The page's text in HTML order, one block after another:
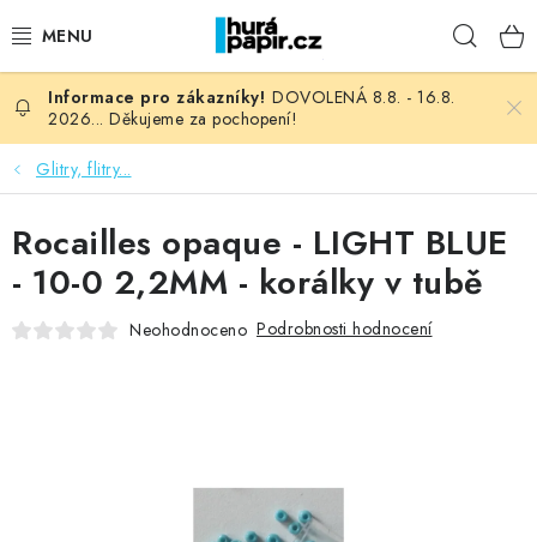
na
NOVINKY
HURÁ DÍLNA
VŠECHNO ZBOŽÍ
KNIHAŘSKÝ MATERIÁL
DOVOLENÁ 8.8. - 16.8.
2026... Děkujeme za pochopení!
Glitry, flitry...
Rocailles opaque - LIGHT BLUE
- 10-0 2,2MM - korálky v tubě
Neohodnoceno Podrobnosti hodnocení